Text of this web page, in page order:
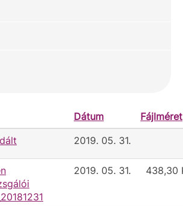
Dátum
Fájlméret
2019. 05. 31.
2019. 05. 31. 438,30